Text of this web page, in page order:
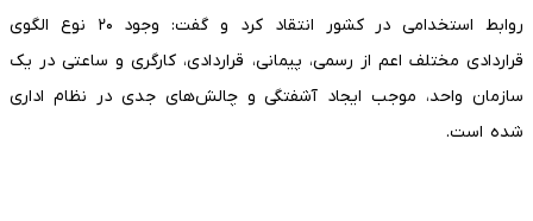
روابط استخدامی در کشور انتقاد کرد و گفت: وجود ۲۰ نوع الگوی
قراردادی مختلف اعم از رسمی، پیمانی، قراردادی، کارگری و ساعتی در یک
سازمان واحد، موجب ایجاد آشفتگی و چالش‌های جدی در نظام اداری
شده است.